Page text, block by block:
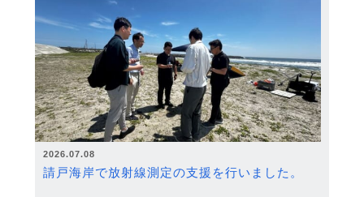
2026.07.08
請戸海岸で放射線測定の支援を行いました。